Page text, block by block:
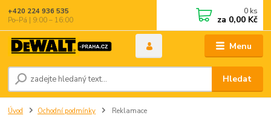
Menu
Hledat
+420 224 936 535
Po–Pá | 9:00 – 16:00
0 ks
za 0,00 Kč
Úvod Ochodní podmínky Reklamace